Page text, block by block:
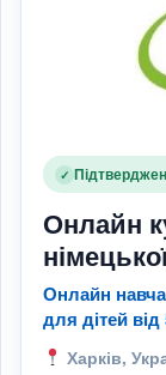
✓
Онлайн
Онлайн
для дітей від
Харків,